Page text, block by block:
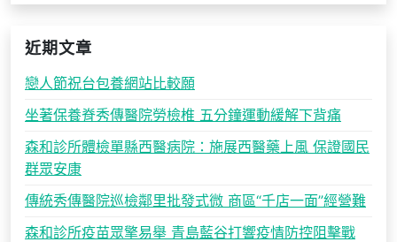
近期文章
戀人節祝台包養網站比較願
坐著保養脊秀傳醫院勞檢椎 五分鐘運動緩解下背痛
森和診所體檢單縣西醫病院：施展西醫藥上風 保證國民
群眾安康
傳統秀傳醫院巡檢鄰里批發式微 商區“千店一面”經營難
森和診所疫苗眾擎易舉 青島藍谷打響疫情防控阻擊戰